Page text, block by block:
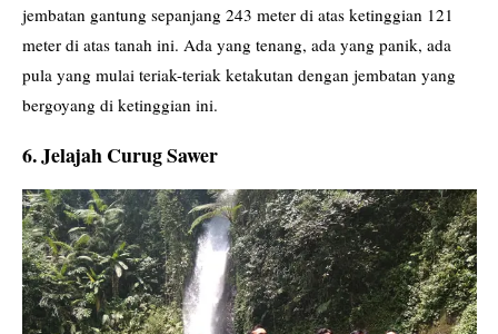
jembatan gantung sepanjang 243 meter di atas ketinggian 121
meter di atas tanah ini. Ada yang tenang, ada yang panik, ada
pula yang mulai teriak-teriak ketakutan dengan jembatan yang
bergoyang di ketinggian ini.
6. Jelajah Curug Sawer